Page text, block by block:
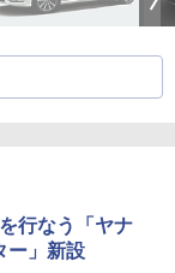
行なう「ヤナ
ー」新設